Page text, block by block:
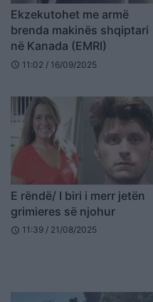
Ekzekutohet me armë
brenda makinës shqiptari
në Kanada (EMRI)
schedule 11:02 / 16/09/2025
E rëndë/ I biri i merr jetën
grimieres së njohur
schedule 11:39 / 21/08/2025